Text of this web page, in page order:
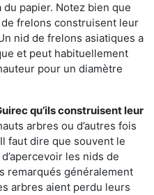
papier. Notez bien que
de frelons construisent leur
nid de frelons asiatiques a
et peut habituellement
pour un diamètre
qu’ils construisent leur
arbres ou d’autres fois
faut dire que souvent le
les nids de
remarqués généralement
arbres aient perdu leurs